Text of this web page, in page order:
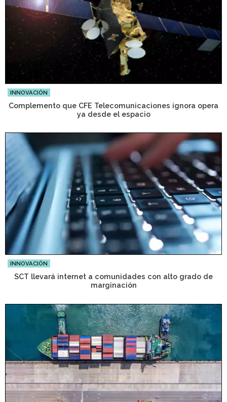
INNOVACIÓN
Complemento que CFE Telecomunicaciones ignora opera
ya desde el espacio
INNOVACIÓN
SCT llevará internet a comunidades con alto grado de
marginación